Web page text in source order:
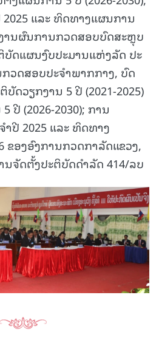
2025 ແລະ ທິດທາງແຜນການ
ານຜົນການກວດສອບບົດສະຫຼຸບ
ບັດແຜນງົບປະມານແຫ່ງລັດ ປະ
ວດສອບປະຈຳພາກກາງ, ບົດ
ດວຽກງານ 5 ປີ (2021-2025)
ປີ (2026-2030); ການ
ຳປີ 2025 ແລະ ທິດທາງ
ຂອງອົງການກວດກາລັດແຂວງ,
ຈັດຕັ້ງປະຕິບັດດຳລັດ 414/ລບ